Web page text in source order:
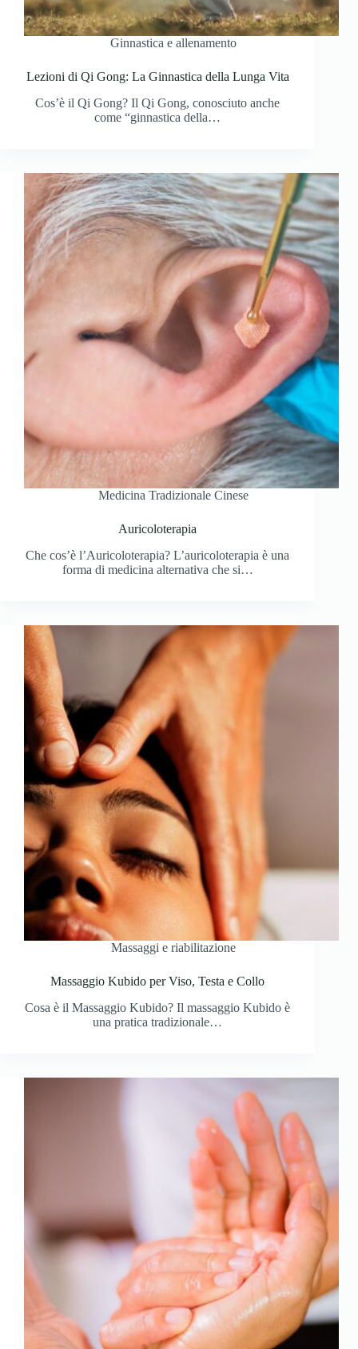
Ginnastica e allenamento
Lezioni di Qi Gong: La Ginnastica della Lunga Vita
Cos’è il Qi Gong? Il Qi Gong, conosciuto anche
come “ginnastica della…
Medicina Tradizionale Cinese
Auricoloterapia
Che cos’è l’Auricoloterapia? L’auricoloterapia è una
forma di medicina alternativa che si…
Massaggi e riabilitazione
Massaggio Kubido per Viso, Testa e Collo
Cosa è il Massaggio Kubido? Il massaggio Kubido è
una pratica tradizionale…